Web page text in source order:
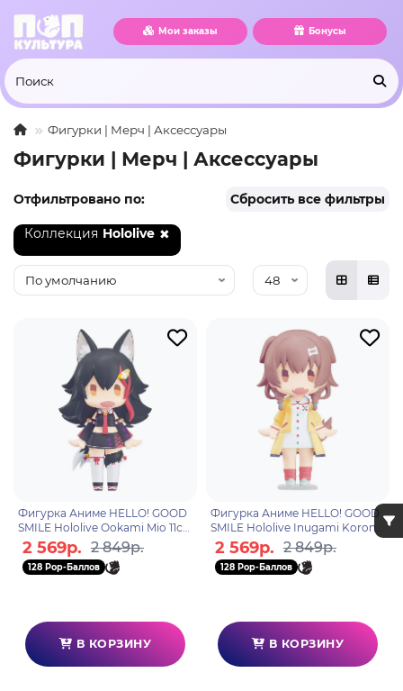
Мои заказы Бонусы
Фигурки | Мерч | Аксессуары
Фигурки | Мерч | Аксессуары
Отфильтровано по: Сбросить все фильтры
Коллекция Hololive
Фигурка Аниме HELLO! GOOD
SMILE Hololive Ookami Mio 11см
4580590193086
2 569р. 2 849р.
128 Pop-Баллов
В КОРЗИНУ
Фигурка Аниме HELLO! GOOD
SMILE Hololive Inugami Korone
10см 4580590193093
2 569р. 2 849р.
128 Pop-Баллов
В КОРЗИНУ